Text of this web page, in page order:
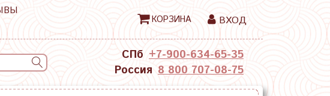
КОРЗИНА ВХОД
СПб +7-900-634-65-35
Россия 8 800 707-08-75